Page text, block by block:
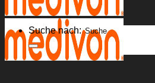
Suche nach: